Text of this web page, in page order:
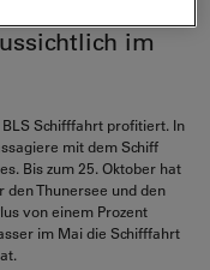
im
Schifffahrt profitiert. In
mit dem Schiff
Bis zum 25. Oktober hat
den Thunersee und den
von einem Prozent
im Mai die Schifffahrt